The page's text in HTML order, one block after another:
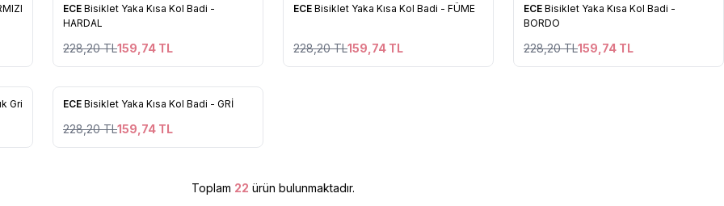
%30
Favorilere Ekle
ECE Bisiklet Yaka Kısa Kol Badi -
HARDAL
228,20TL159,74 TL
%30
ECE Bisiklet Yaka Kısa Kol Badi - FÜME
228,20TL159,74 TL
%30
Favorilere Ekle
ECE Bisiklet Yaka Kısa Kol Badi -
BORDO
228,20TL159,74 TL
Gri %30
Tükendi
ECE Bisiklet Yaka Kısa Kol Badi - GRİ
228,20TL159,74 TL
Toplam 22 ürün bulunmaktadır.